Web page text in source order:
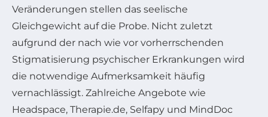
Veränderungen stellen das seelische
Gleichgewicht auf die Probe. Nicht zuletzt
aufgrund der nach wie vor vorherrschenden
Stigmatisierung psychischer Erkrankungen wird
die notwendige Aufmerksamkeit häufig
vernachlässigt. Zahlreiche Angebote wie
Headspace, Therapie.de, Selfapy und MindDoc